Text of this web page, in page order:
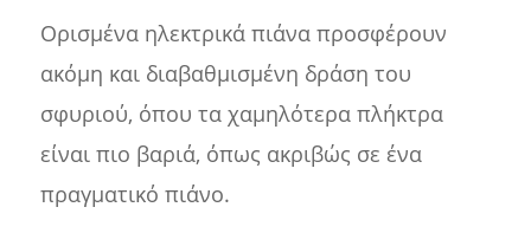
Ορισμένα ηλεκτρικά πιάνα προσφέρουν
ακόμη και διαβαθμισμένη δράση του
σφυριού, όπου τα χαμηλότερα πλήκτρα
είναι πιο βαριά, όπως ακριβώς σε ένα
πραγματικό πιάνο.